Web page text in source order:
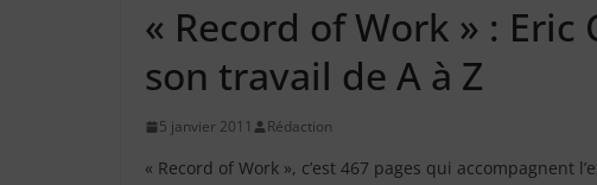
« Record of Work » :
son travail de A à Z
5 janvier 2011 Rédaction
« Record of Work », c’est 467 pages qui accompagnent